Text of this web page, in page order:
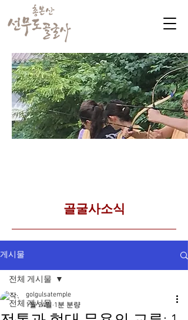
​골굴사소식
게시물
전체 게시물
전체 게시물
golgulsatemple
1월 24일 1분 분량